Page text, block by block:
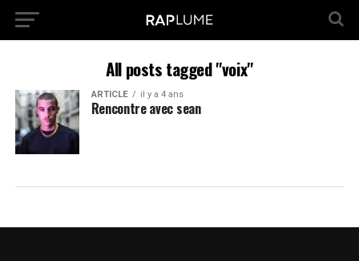
All posts tagged "voix"
ARTICLE il y a 4 ans
Rencontre avec sean